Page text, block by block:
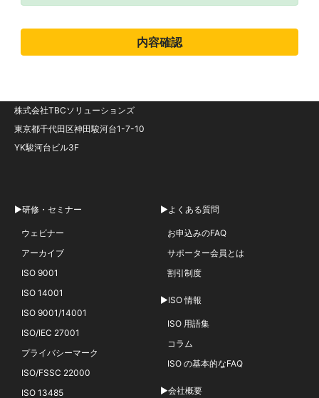
株式会社TBCソリューションズ
東京都千代田区神田駿河台1-7-10
YK駿河台ビル3F
▶研修・セミナー
ウェビナー
アーカイブ
ISO 9001
ISO 14001
ISO 9001/14001
ISO/IEC 27001
プライバシーマーク
ISO/FSSC 22000
ISO 13485
▶よくある質問
お申込みのFAQ
サポーター会員とは
割引制度
▶ISO 情報
ISO 用語集
コラム
ISO の基本的なFAQ
▶会社概要